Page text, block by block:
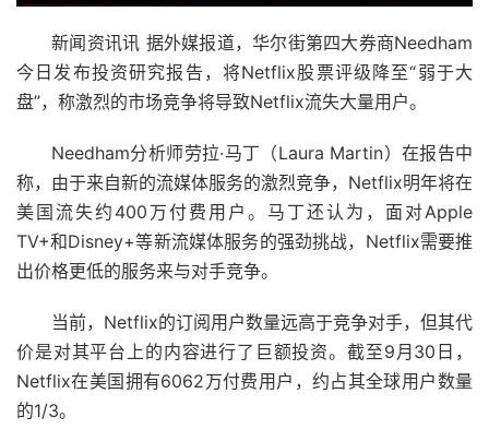
新闻资讯讯 据外媒报道，华尔街第四大券商Needham
今日发布投资研究报告，将Netflix股票评级降至“弱于大
盘”，称激烈的市场竞争将导致Netflix流失大量用户。
Needham分析师劳拉·马丁（Laura Martin）在报告中
称，由于来自新的流媒体服务的激烈竞争，Netflix明年将在
美国流失约400万付费用户。马丁还认为，面对Apple
TV+和Disney+等新流媒体服务的强劲挑战，Netflix需要推
出价格更低的服务来与对手竞争。
当前，Netflix的订阅用户数量远高于竞争对手，但其代
价是对其平台上的内容进行了巨额投资。截至9月30日，
Netflix在美国拥有6062万付费用户，约占其全球用户数量
的1/3。